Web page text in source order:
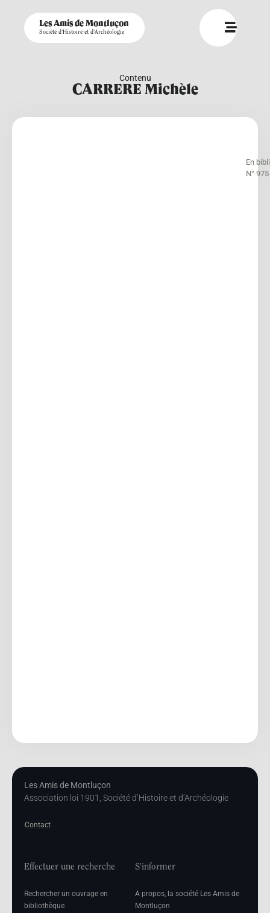
Les Amis de Montluçon
Société d'Histoire et d'Archéologie
Contenu
CARRERE Michèle
En
N° 975
Les Amis de Montluçon
Association loi 1901, Société d’Histoire et d’Archéologie
Contact
Effectuer une recherche
Rechercher un ouvrage en
bibliothèque
S'informer
A propos, la société Les Amis de
Montluçon